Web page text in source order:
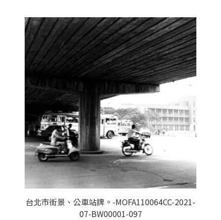
台北市街景、公車站牌。-MOFA110064CC-2021-
07-BW00001-097